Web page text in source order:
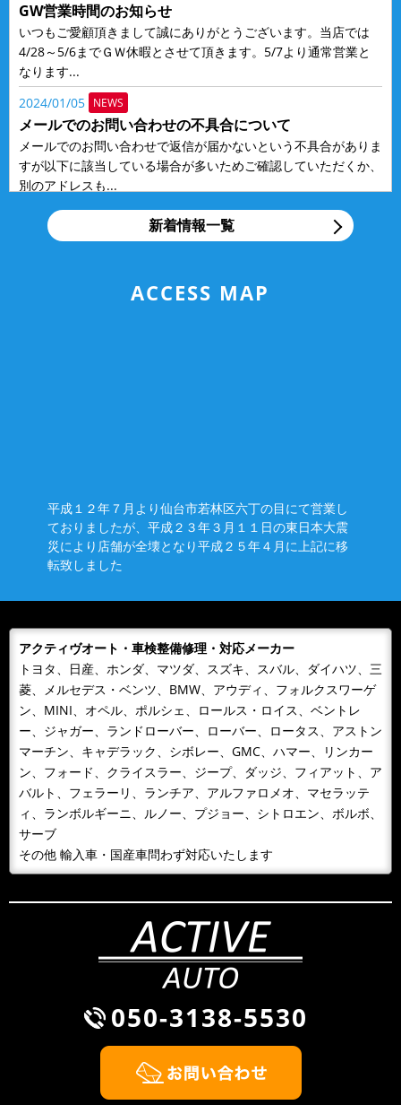
GW営業時間のお知らせ
いつもご愛顧頂きまして誠にありがとうございます。当店では
4/28～5/6までＧＷ休暇とさせて頂きます。5/7より通常営業と
なります...
2024/01/05 NEWS
メールでのお問い合わせの不具合について
メールでのお問い合わせで返信が届かないという不具合がありま
すが以下に該当している場合が多いためご確認していただくか、
別のアドレスも...
2018/12/20
タイヤ交換お急ぎください！
新着情報一覧
ACCESS MAP
平成１２年７月より仙台市若林区六丁の目にて営業し
ておりましたが、平成２３年３月１１日の東日本大震
災により店舗が全壊となり平成２５年４月に上記に移
転致しました
アクティヴオート・車検整備修理・対応メーカー
トヨタ、日産、ホンダ、マツダ、スズキ、スバル、ダイハツ、三
菱、メルセデス・ベンツ、BMW、アウディ、フォルクスワーゲ
ン、MINI、オペル、ポルシェ、ロールス・ロイス、ベントレ
ー、ジャガー、ランドローバー、ローバー、ロータス、アストン
マーチン、キャデラック、シボレー、GMC、ハマー、リンカー
ン、フォード、クライスラー、ジープ、ダッジ、フィアット、ア
バルト、フェラーリ、ランチア、アルファロメオ、マセラッテ
ィ、ランボルギーニ、ルノー、プジョー、シトロエン、ボルボ、
サーブ
その他 輸入車・国産車問わず対応いたします
050-3138-5530